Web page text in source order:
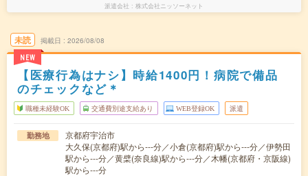
派遣会社 株式会社ニッソーネット
未読
NEW
掲載日 2026/08/08
【医療行為はナシ】時給1400円！病院で備品
のチェックなど＊
職種未経験OK 交通費別途支給あり WEB登録OK 派遣
勤務地
京都府宇治市
大久保(京都府)駅から---分／小倉(京都府)駅から---分／伊勢田
駅から---分／黄檗(奈良線)駅から---分／木幡(京都府・京阪線)
駅から---分